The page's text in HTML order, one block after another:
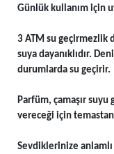
Günlük kullanım için
3 ATM su geçirmezlik
suya dayanıklıdır.
durumlarda su geçirir.
Parfüm, çamaşır
vereceği için temastan
Sevdiklerinize